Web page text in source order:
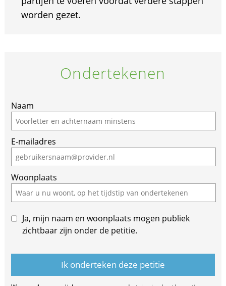
worden gezet.
Ondertekenen
Naam
E-mailadres
Woonplaats
Ja, mijn naam en woonplaats mogen publiek
zichtbaar zijn onder de petitie.